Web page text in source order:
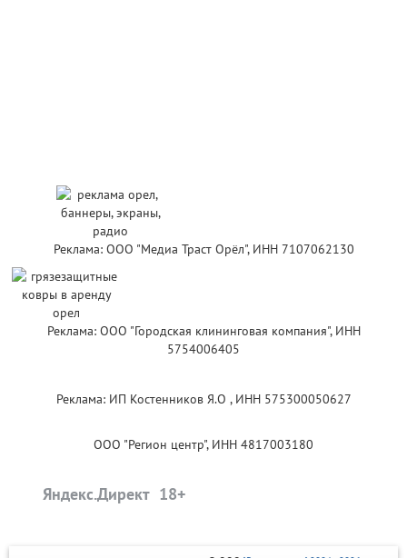
Реклама: ООО "Медиа Траст Орёл", ИНН 7107062130
Реклама: ООО "Городская клининговая компания", ИНН
5754006405
Реклама: ИП Костенников Я.О , ИНН 575300050627
ООО "Регион центр", ИНН 4817003180
Яндекс.Директ